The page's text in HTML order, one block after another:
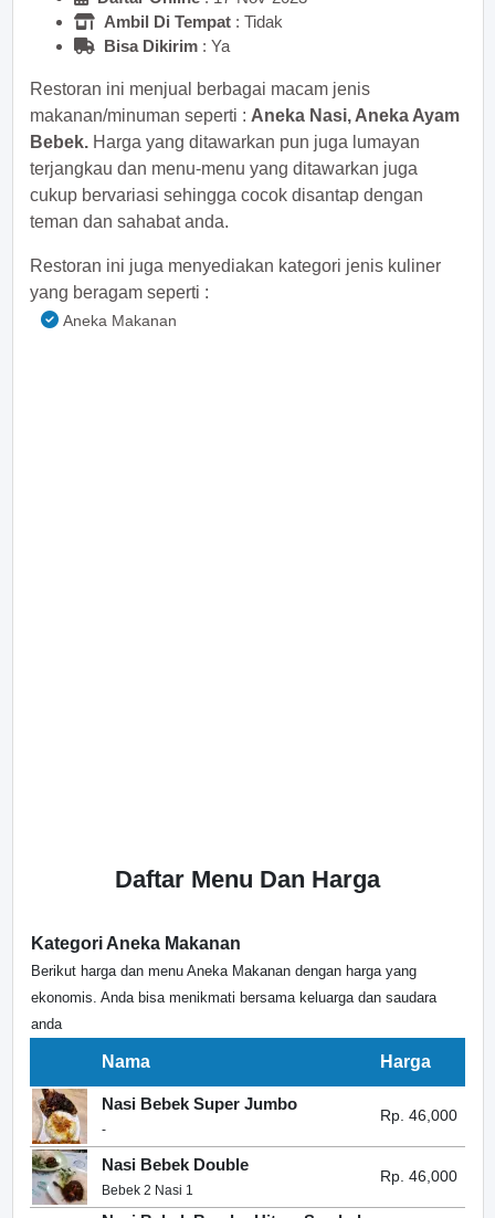
Ambil Di Tempat : Tidak
Bisa Dikirim : Ya
Restoran ini menjual berbagai macam jenis
makanan/minuman seperti : Aneka Nasi, Aneka Ayam
Bebek. Harga yang ditawarkan pun juga lumayan
terjangkau dan menu-menu yang ditawarkan juga
cukup bervariasi sehingga cocok disantap dengan
teman dan sahabat anda.
Restoran ini juga menyediakan kategori jenis kuliner
yang beragam seperti :
Aneka Makanan
Daftar Menu Dan Harga
Kategori Aneka Makanan
Berikut harga dan menu Aneka Makanan dengan harga yang
ekonomis. Anda bisa menikmati bersama keluarga dan saudara
anda
Nama Harga
Nasi Bebek Super Jumbo
-
Rp. 46,000
Nasi Bebek Double
Bebek 2 Nasi 1
Rp. 46,000